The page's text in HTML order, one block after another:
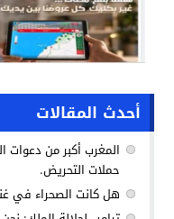
أحدث المقالات
المغرب أكبر من
حملات التحريض.
هل كانت الصحراء في